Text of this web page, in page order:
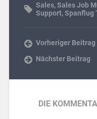
Sales,Sales Job
Support,Spanflug
Vorheriger Beitrag
Nächster Beitrag
DIE